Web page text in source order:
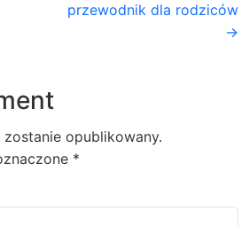
przewodnik dla rodziców
→
opublikowany.
*